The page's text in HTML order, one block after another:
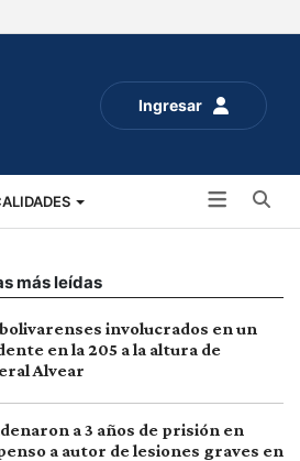
Ingresar
más leídas
involucrados en un
en la 205 a la altura de
Alvear
a 3 años de prisión en
a autor de lesiones graves en